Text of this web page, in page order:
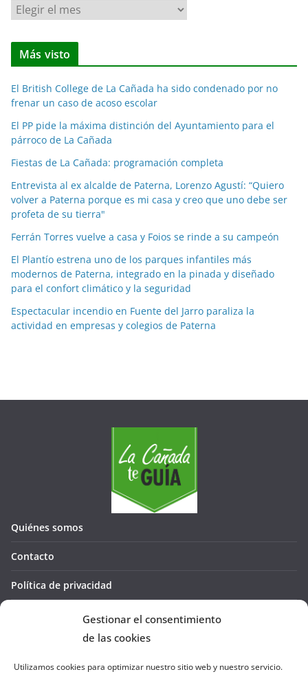
Gestionar el consentimiento
de las cookies
Utilizamos cookies para optimizar nuestro sitio web y nuestro servicio.
N
t
i
a
s
p
o
r
m
e
s
s
Más visto
El British College de La Cañada ha sido condenado por no
frenar un caso de acoso escolar
El PP pide la máxima distinción del Ayuntamiento para el
párroco de La Cañada
Fiestas de La Cañada: programación completa
Entrevista al ex alcalde de Paterna, Lorenzo Agustí: “Quiero
volver a Paterna porque es mi casa y creo que uno debe ser
profeta de su tierra"
Ferrán Torres vuelve a casa y Foios se rinde a su campeón
El Plantío estrena uno de los parques infantiles más
modernos de Paterna, integrado en la pinada y diseñado
para el confort climático y la seguridad
Espectacular incendio en Fuente del Jarro paraliza la
actividad en empresas y colegios de Paterna
Quiénes somos
Contacto
Política de privacidad
Política de cookies (UE)